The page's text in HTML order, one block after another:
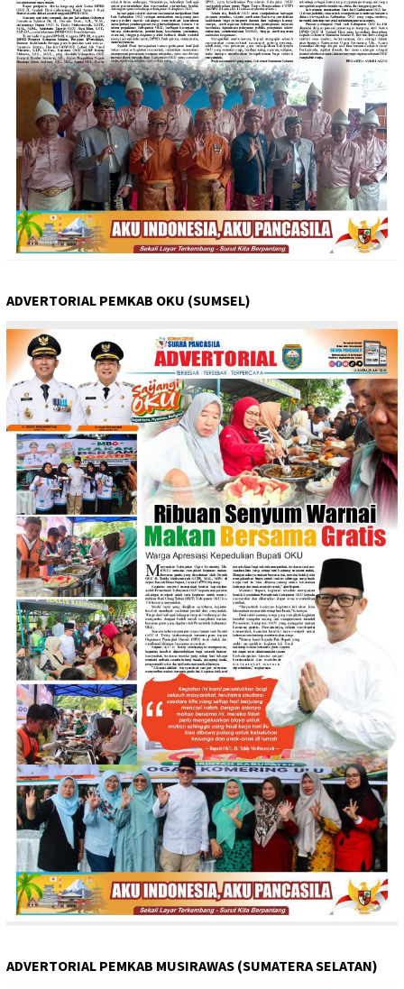
ADVERTORIAL PEMKAB OKU (SUMSEL)
ADVERTORIAL PEMKAB MUSIRAWAS (SUMATERA SELATAN)